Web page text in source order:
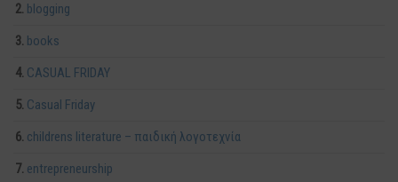
blogging
books
CASUAL FRIDAY
Casual Friday
childrens literature – παιδική λογοτεχνία
entrepreneurship